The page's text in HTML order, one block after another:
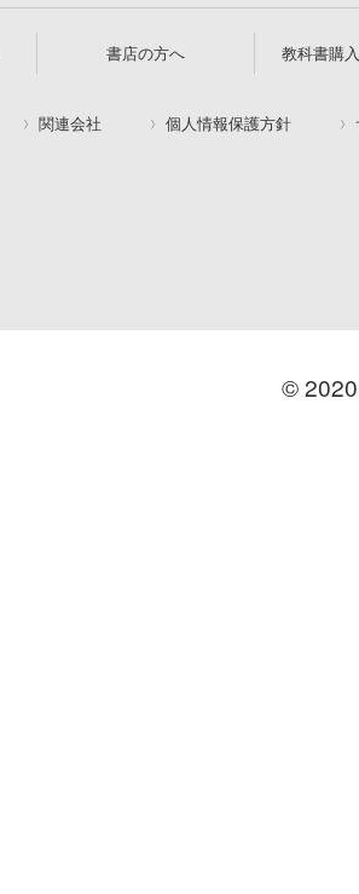
書店の方へ 教科書購
関連会社 個人情報保護方針
©